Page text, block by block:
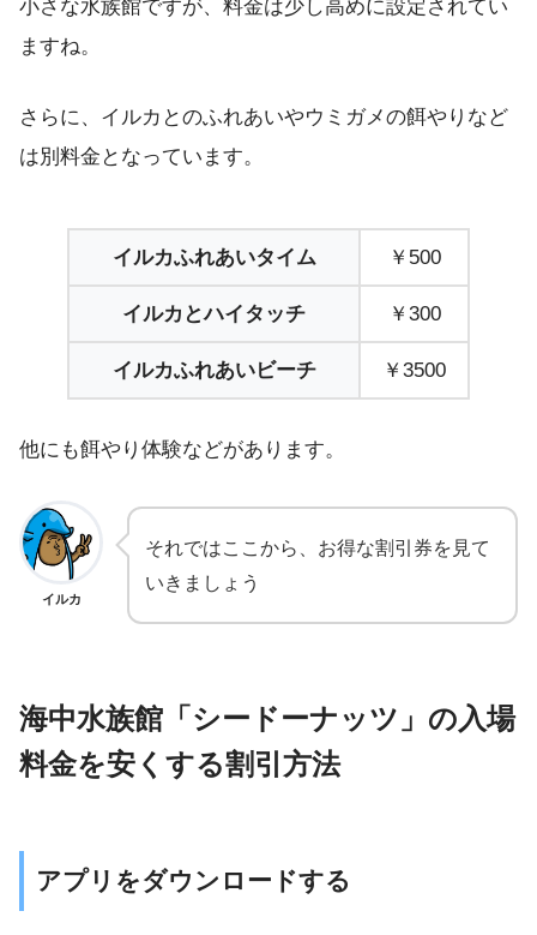
小さな水族館ですが、料金は少し高めに設定されてい
ますね。
さらに、イルカとのふれあいやウミガメの餌やりなど
は別料金となっています。
イルカふれあいタイム ￥500
イルカとハイタッチ ￥300
イルカふれあいビーチ ￥3500
他にも餌やり体験などがあります。
イルカ
それではここから、お得な割引券を見て
いきましょう
海中水族館「シードーナッツ」の入場
料金を安くする割引方法
アプリをダウンロードする